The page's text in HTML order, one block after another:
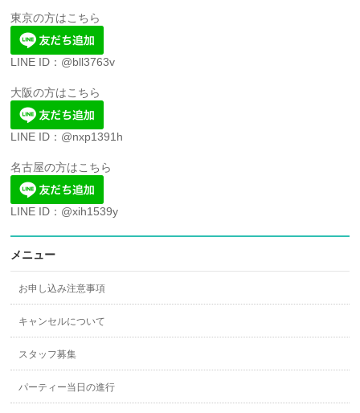
東京の方はこちら
LINE ID：@bll3763v
大阪の方はこちら
LINE ID：@nxp1391h
名古屋の方はこちら
LINE ID：@xih1539y
メニュー
お申し込み注意事項
キャンセルについて
スタッフ募集
パーティー当日の進行